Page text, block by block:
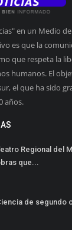
en un Medio
es que la
que respeta la
humanos. El
el que ha sido
años.
Regional del
que...
de segundo